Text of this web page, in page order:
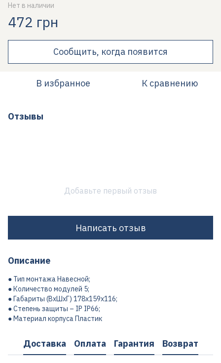
Нет в наличии
472 грн
Сообщить, когда появится
В избранное К сравнению
Отзывы
Добавьте первый отзыв
Написать отзыв
Описание
● Тип монтажа Навесной;
● Количество модулей 5;
● Габариты (ВхШхГ) 178х159х116;
● Степень защиты – IP IP66;
● Материал корпуса Пластик
Доставка Оплата Гарантия Возврат